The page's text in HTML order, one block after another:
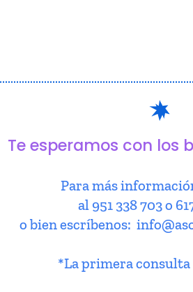
Te esperamos con los
Para más
al 951 338 703 o
o bien escríbenos:
*La primera